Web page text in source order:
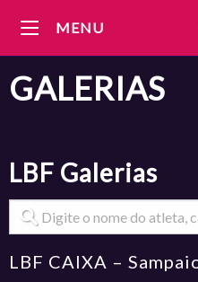
MENU
GALERIAS
LBF Galerias
LBF CAIXA –